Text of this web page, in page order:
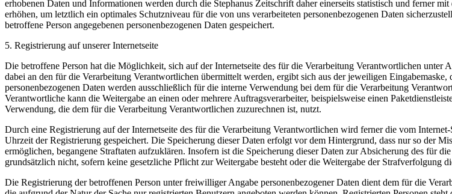
erhobenen Daten und Informationen werden durch die Stephanus Zeitschrift daher einerseits statistisch und ferner
erhöhen, um letztlich ein optimales Schutzniveau für die von uns verarbeiteten personenbezogenen Daten
betroffene Person angegebenen personenbezogenen Daten gespeichert.
5. Registrierung auf unserer Internetseite
Die betroffene Person hat die Möglichkeit, sich auf der Internetseite des für die Verarbeitung Verantwortlichen unter
dabei an den für die Verarbeitung Verantwortlichen übermittelt werden, ergibt sich aus der jeweiligen
personenbezogenen Daten werden ausschließlich für die interne Verwendung bei dem für die Verarbeitung
Verantwortliche kann die Weitergabe an einen oder mehrere Auftragsverarbeiter, beispielsweise einen
Verwendung, die dem für die Verarbeitung Verantwortlichen zuzurechnen ist, nutzt.
Durch eine Registrierung auf der Internetseite des für die Verarbeitung Verantwortlichen wird ferner die vom
Uhrzeit der Registrierung gespeichert. Die Speicherung dieser Daten erfolgt vor dem Hintergrund, dass nur so der
ermöglichen, begangene Straftaten aufzuklären. Insofern ist die Speicherung dieser Daten zur Absicherung des für
grundsätzlich nicht, sofern keine gesetzliche Pflicht zur Weitergabe besteht oder die Weitergabe der Strafverfolgung
Die Registrierung der betroffenen Person unter freiwilliger Angabe personenbezogener Daten dient dem für die